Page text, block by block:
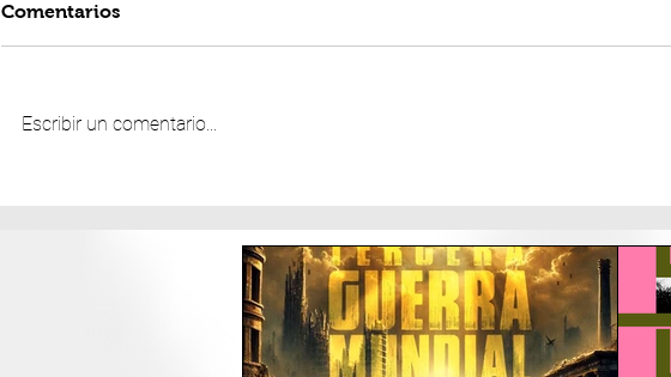
Comentarios
Escribir un comentario...